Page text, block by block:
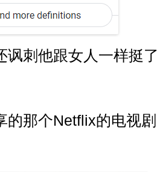
讽刺他跟女人一样挺了
的那个Netflix的电视剧